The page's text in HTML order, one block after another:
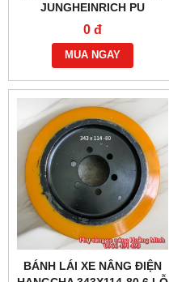
JUNGHEINRICH PU
343X114-90MM, 7 LỖ ỐC
0 đ
MUA NGAY
BÁNH LÁI XE NÂNG ĐIỆN